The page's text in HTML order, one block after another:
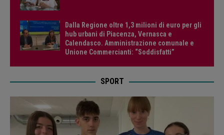
Dalla Regione oltre 1,3 milioni di euro per gli
hub urbani di Piacenza, Vernasca e
Calendasco. Amministrazione comunale e
Unione Commercianti: “Soddisfatti”
SPORT